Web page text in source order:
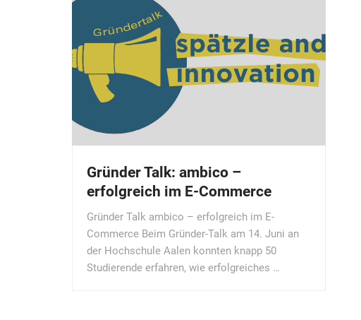
Gründer Talk: ambico –
erfolgreich im E-Commerce
Gründer Talk ambico – erfolgreich im E-
Commerce Beim Gründer-Talk am 14. Juni an
der Hochschule Aalen konnten knapp 50
Studierende erfahren, wie erfolgreiches …